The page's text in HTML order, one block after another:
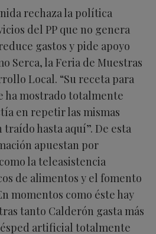
rechaza la política
del PP que no genera
gastos y pide apoyo
Serca, la Feria de Muestras
Local. “Su receta para
ha mostrado totalmente
en repetir las mismas
hasta aquí”. De esta
apuestan por
la teleasistencia
de alimentos y el fomento
momentos como éste hay
tanto Calderón gasta más
artificial totalmente